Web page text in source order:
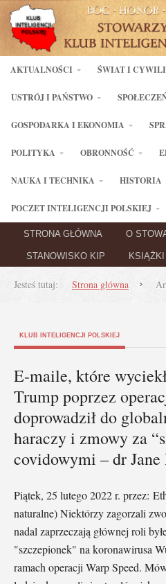
AKTUALNOŚCI ŚWIAT I
USTRÓJ I PAŃSTWO
GOSPODARKA I EKONOMIA
POLITYKA OBRONNOŚĆ
NAUKA I TECHNIKA HISTORIA
POCZET INTELIGENCJI POLSKIEJ
STRONA GŁÓWNA O
STANOWISKO KIP KSIĄŻKI
Jesteś tutaj: Strona główna
KLUB INTELIGENCJI POLSKIEJ
E-maile, które
Trump poprzez
doprowadził do
haraczy i zmowy za
covidowymi – dr Jane
Piątek, 25 lutego 2022 r. przez:
naturalne) Niektórzy zagorzali
nadal zaprzeczają głównej roli
"szczepionek" na koronawirusa
ramach operacji Warp Speed.